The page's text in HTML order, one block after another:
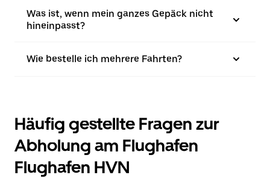
Was ist, wenn mein ganzes Gepäck nicht
hineinpasst?
Wie bestelle ich mehrere Fahrten?
Häufig gestellte Fragen zur
Abholung am Flughafen
Flughafen HVN